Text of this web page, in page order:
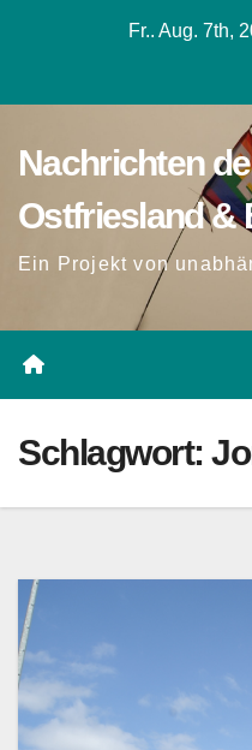
Fr.. Aug. 7th,
Nachrichten
Ostfriesland &
Ein Projekt von
Schlagwort: